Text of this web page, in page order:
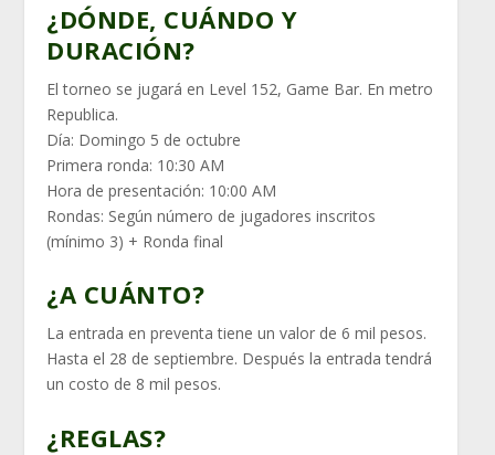
¿DÓNDE, CUÁNDO Y
DURACIÓN?
El torneo se jugará en Level 152, Game Bar. En metro
Republica.
Día: Domingo 5 de octubre
Primera ronda: 10:30 AM
Hora de presentación: 10:00 AM
Rondas: Según número de jugadores inscritos
(mínimo 3) + Ronda final
¿A CUÁNTO?
La entrada en preventa tiene un valor de 6 mil pesos.
Hasta el 28 de septiembre. Después la entrada tendrá
un costo de 8 mil pesos.
¿REGLAS?